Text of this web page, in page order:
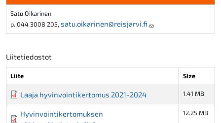
Satu Oikarinen
p. 044 3008 205, satu.oikarinen@reisjarvi.fi
Liitetiedostot
Liite Size
Laaja hyvinvointikertomus 2021-2024 1.41 MB
Hyvinvointikertomuksen
12.25 MB